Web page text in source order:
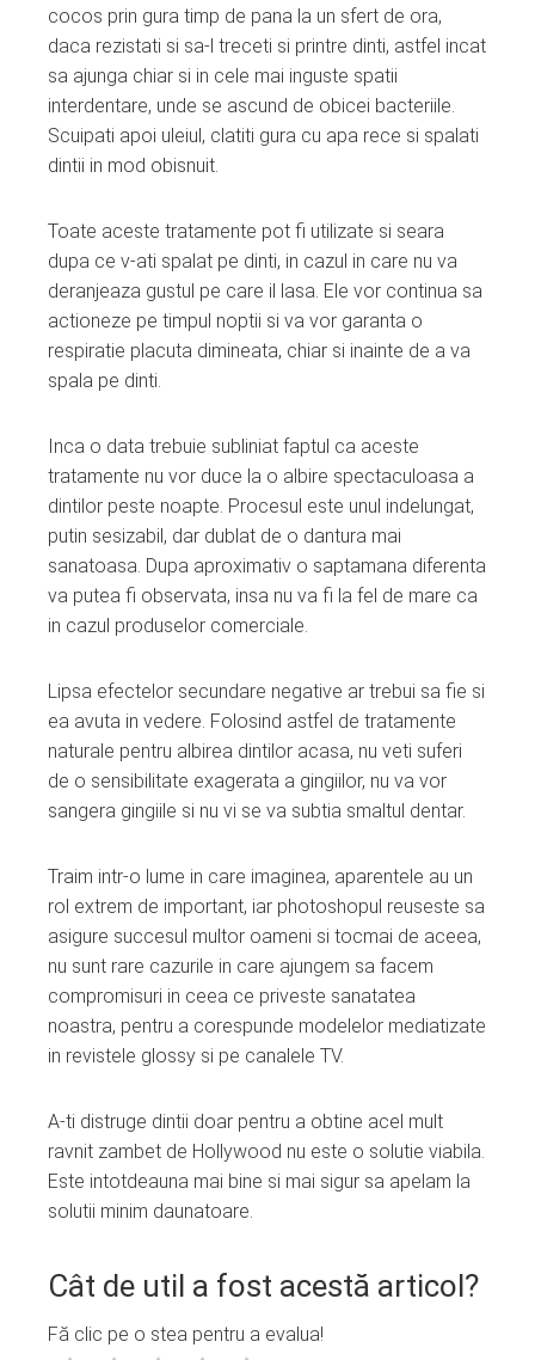
cocos prin gura timp de pana la un sfert de ora,
daca rezistati si sa-l treceti si printre dinti, astfel incat
sa ajunga chiar si in cele mai inguste spatii
interdentare, unde se ascund de obicei bacteriile.
Scuipati apoi uleiul, clatiti gura cu apa rece si spalati
dintii in mod obisnuit.
Toate aceste tratamente pot fi utilizate si seara
dupa ce v-ati spalat pe dinti, in cazul in care nu va
deranjeaza gustul pe care il lasa. Ele vor continua sa
actioneze pe timpul noptii si va vor garanta o
respiratie placuta dimineata, chiar si inainte de a va
spala pe dinti.
Inca o data trebuie subliniat faptul ca aceste
tratamente nu vor duce la o albire spectaculoasa a
dintilor peste noapte. Procesul este unul indelungat,
putin sesizabil, dar dublat de o dantura mai
sanatoasa. Dupa aproximativ o saptamana diferenta
va putea fi observata, insa nu va fi la fel de mare ca
in cazul produselor comerciale.
Lipsa efectelor secundare negative ar trebui sa fie si
ea avuta in vedere. Folosind astfel de tratamente
naturale pentru albirea dintilor acasa, nu veti suferi
de o sensibilitate exagerata a gingiilor, nu va vor
sangera gingiile si nu vi se va subtia smaltul dentar.
Traim intr-o lume in care imaginea, aparentele au un
rol extrem de important, iar photoshopul reuseste sa
asigure succesul multor oameni si tocmai de aceea,
nu sunt rare cazurile in care ajungem sa facem
compromisuri in ceea ce priveste sanatatea
noastra, pentru a corespunde modelelor mediatizate
in revistele glossy si pe canalele TV.
A-ti distruge dintii doar pentru a obtine acel mult
ravnit zambet de Hollywood nu este o solutie viabila.
Este intotdeauna mai bine si mai sigur sa apelam la
solutii minim daunatoare.
Cât de util a fost acestă articol?
Fă clic pe o stea pentru a evalua!